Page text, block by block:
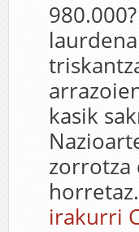
kasik
zorrotza
irakurri